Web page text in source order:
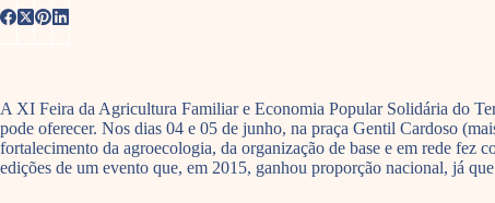
A XI Feira da Agricultura Familiar e Economia Popular Solidária do
pode oferecer. Nos dias 04 e 05 de junho, na praça Gentil Cardoso
fortalecimento da agroecologia, da organização de base e em rede fez
edições de um evento que, em 2015, ganhou proporção nacional, já